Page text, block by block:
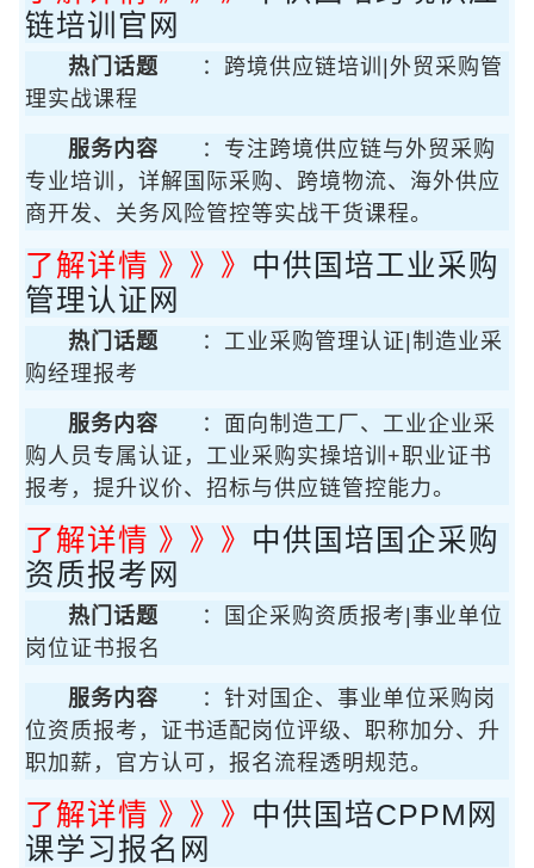
链培训官网
热门话题
：跨境供应链培训|外贸采购管
理实战课程
服务内容
：专注跨境供应链与外贸采购
专业培训，详解国际采购、跨境物流、海外供应
商开发、关务风险管控等实战干货课程。
了解详情 》》》 中供国培工业采购
管理认证网
热门话题
：工业采购管理认证|制造业采
购经理报考
服务内容
：面向制造工厂、工业企业采
购人员专属认证，工业采购实操培训+职业证书
报考，提升议价、招标与供应链管控能力。
了解详情 》》》 中供国培国企采购
资质报考网
热门话题
：国企采购资质报考|事业单位
岗位证书报名
服务内容
：针对国企、事业单位采购岗
位资质报考，证书适配岗位评级、职称加分、升
职加薪，官方认可，报名流程透明规范。
了解详情 》》》 中供国培CPPM网
课学习报名网